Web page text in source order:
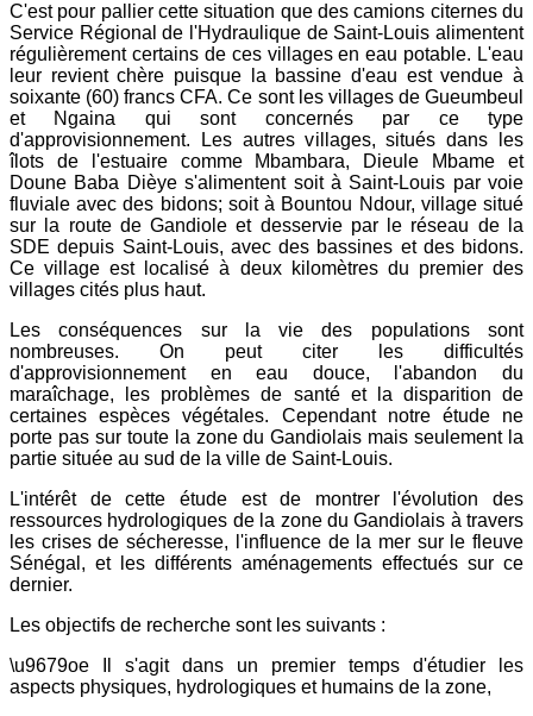
C'est pour pallier cette situation que des camions citernes du
Service Régional de l'Hydraulique de Saint-Louis alimentent
régulièrement certains de ces villages en eau potable. L'eau
leur revient chère puisque la bassine d'eau est vendue à
soixante (60) francs CFA. Ce sont les villages de Gueumbeul
et Ngaina qui sont concernés par ce type
d'approvisionnement. Les autres villages, situés dans les
îlots de l'estuaire comme Mbambara, Dieule Mbame et
Doune Baba Dièye s'alimentent soit à Saint-Louis par voie
fluviale avec des bidons; soit à Bountou Ndour, village situé
sur la route de Gandiole et desservie par le réseau de la
SDE depuis Saint-Louis, avec des bassines et des bidons.
Ce village est localisé à deux kilomètres du premier des
villages cités plus haut.
Les conséquences sur la vie des populations sont
nombreuses. On peut citer les difficultés
d'approvisionnement en eau douce, l'abandon du
maraîchage, les problèmes de santé et la disparition de
certaines espèces végétales. Cependant notre étude ne
porte pas sur toute la zone du Gandiolais mais seulement la
partie située au sud de la ville de Saint-Louis.
L'intérêt de cette étude est de montrer l'évolution des
ressources hydrologiques de la zone du Gandiolais à travers
les crises de sécheresse, l'influence de la mer sur le fleuve
Sénégal, et les différents aménagements effectués sur ce
dernier.
Les objectifs de recherche sont les suivants :
\u9679oe Il s'agit dans un premier temps d'étudier les
aspects physiques, hydrologiques et humains de la zone,